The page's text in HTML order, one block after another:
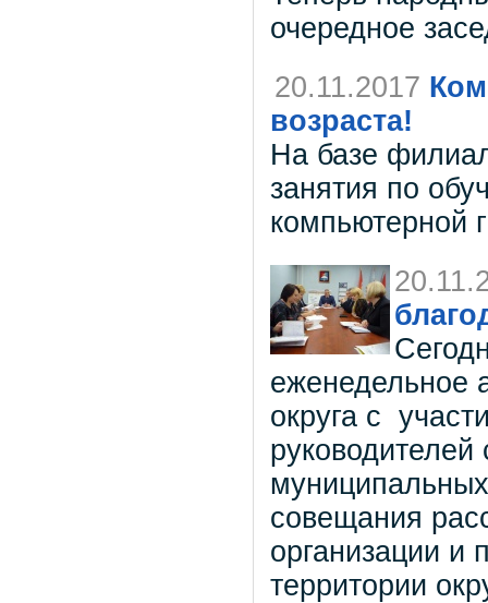
очередное
20.11.2017
возраста!
На базе
занятия по
компьютерной
еженедельное
округа с
руководителей
совещания
организации и
территории